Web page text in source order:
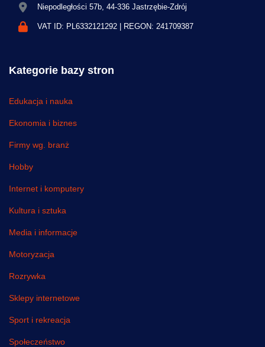
Niepodległości 57b, 44-336 Jastrzębie-Zdrój
VAT ID: PL6332121292 | REGON: 241709387
Kategorie bazy stron
Edukacja i nauka
Ekonomia i biznes
Firmy wg. branż
Hobby
Internet i komputery
Kultura i sztuka
Media i informacje
Motoryzacja
Rozrywka
Sklepy internetowe
Sport i rekreacja
Społeczeństwo